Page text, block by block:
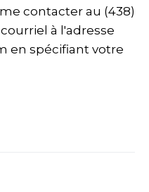
contacter au (438)
à l'adresse
en spécifiant votre